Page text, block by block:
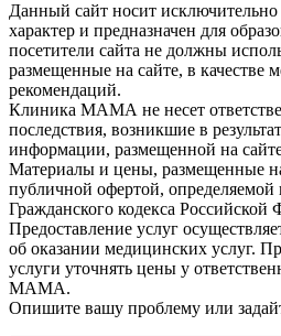
Данный сайт носит
характер и предназначен для
посетители сайта не должны
размещенные на сайте, в качестве
рекомендаций.
Клиника МАМА не несет
последствия, возникшие в
информации, размещенной на
Материалы и цены, размещенные
публичной офертой,
Гражданского кодекса Российской
Предоставление услуг
об оказании медицинских услуг.
услуги уточнять цены у
МАМА.
Опишите вашу проблему или